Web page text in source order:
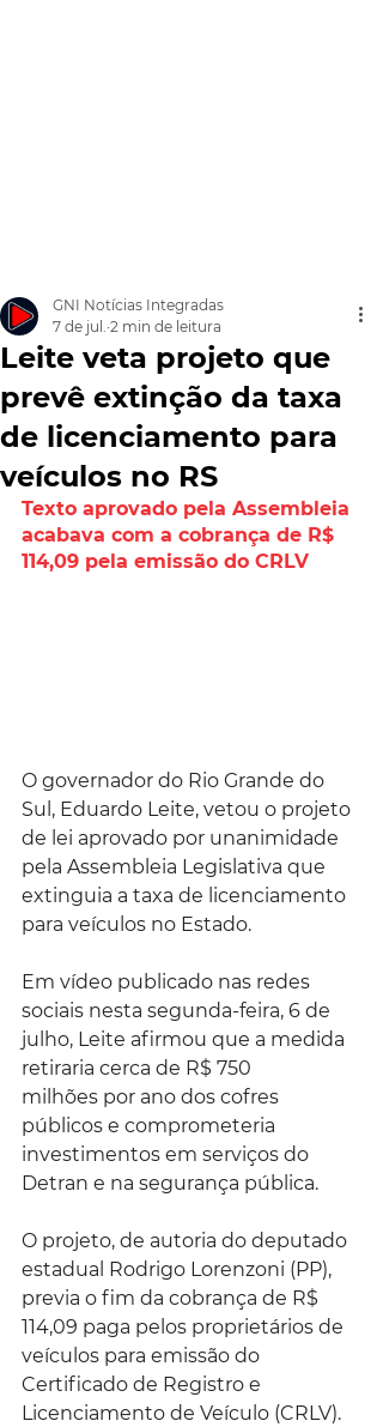
Leite veta projeto que
prevê extinção da taxa
de licenciamento para
veículos no RS
GNI Notícias Integradas
7 de jul. 2 min de leitura
Texto aprovado pela Assembleia
acabava com a cobrança de R$
114,09 pela emissão do CRLV
O governador do Rio Grande do
Sul, Eduardo Leite, vetou o projeto
de lei aprovado por unanimidade
pela Assembleia Legislativa que
extinguia a taxa de licenciamento
para veículos no Estado.
Em vídeo publicado nas redes
sociais nesta segunda-feira, 6 de
julho, Leite afirmou que a medida
retiraria cerca de R$ 750
milhões por ano dos cofres
públicos e comprometeria
investimentos em serviços do
Detran e na segurança pública.
O projeto, de autoria do deputado
estadual Rodrigo Lorenzoni (PP),
previa o fim da cobrança de R$
114,09 paga pelos proprietários de
veículos para emissão do
Certificado de Registro e
Licenciamento de Veículo (CRLV).